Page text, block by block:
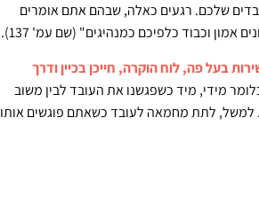
שלכם. רגעים כאלה, שבהם אתם אומרים
וכבוד כלפיכם כמנהיגים" (שם עמ' 137).
בעל פה, לוח הוקרה, חייכן בכיין ודרך
מידי, מיד כשפגשנו את העובד לבין משוב
למשל, לתת מחמאה לעובד כשאתם פוגשים אותו